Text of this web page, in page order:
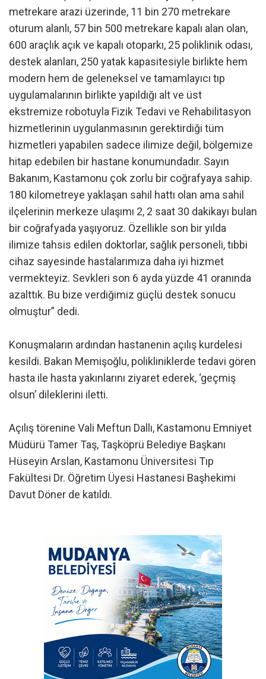
metrekare arazi üzerinde, 11 bin 270 metrekare
oturum alanlı, 57 bin 500 metrekare kapalı alan olan,
600 araçlık açık ve kapalı otoparkı, 25 poliklinik odası,
destek alanları, 250 yatak kapasitesiyle birlikte hem
modern hem de geleneksel ve tamamlayıcı tıp
uygulamalarının birlikte yapıldığı alt ve üst
ekstremize robotuyla Fizik Tedavi ve Rehabilitasyon
hizmetlerinin uygulanmasının gerektirdiği tüm
hizmetleri yapabilen sadece ilimize değil, bölgemize
hitap edebilen bir hastane konumundadır. Sayın
Bakanım, Kastamonu çok zorlu bir coğrafyaya sahip.
180 kilometreye yaklaşan sahil hattı olan ama sahil
ilçelerinin merkeze ulaşımı 2, 2 saat 30 dakikayı bulan
bir coğrafyada yaşıyoruz. Özellikle son bir yılda
ilimize tahsis edilen doktorlar, sağlık personeli, tıbbi
cihaz sayesinde hastalarımıza daha iyi hizmet
vermekteyiz. Sevkleri son 6 ayda yüzde 41 oranında
azalttık. Bu bize verdiğimiz güçlü destek sonucu
olmuştur” dedi.
Konuşmaların ardından hastanenin açılış kurdelesi
kesildi. Bakan Memişoğlu, polikliniklerde tedavi gören
hasta ile hasta yakınlarını ziyaret ederek, ‘geçmiş
olsun’ dileklerini iletti.
Açılış törenine Vali Meftun Dallı, Kastamonu Emniyet
Müdürü Tamer Taş, Taşköprü Belediye Başkanı
Hüseyin Arslan, Kastamonu Üniversitesi Tıp
Fakültesi Dr. Öğretim Üyesi Hastanesi Başhekimi
Davut Döner de katıldı.